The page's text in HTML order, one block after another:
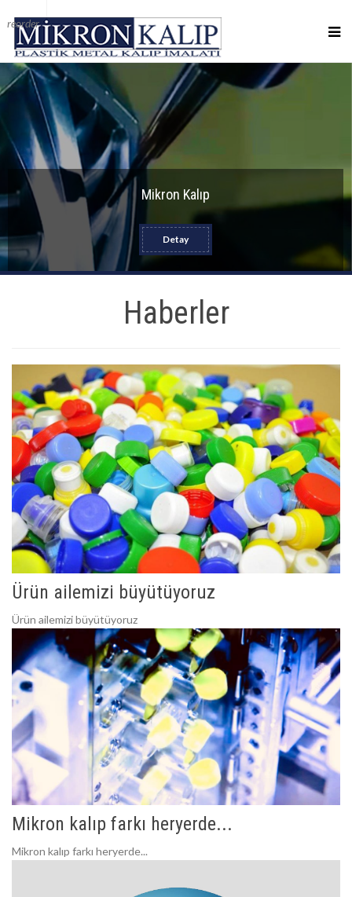
reorder
Mikron Kalıp
Detay
Haberler
Ürün ailemizi büyütüyoruz
Ürün ailemizi büyütüyoruz
Mikron kalıp farkı heryerde...
Mikron kalıp farkı heryerde...